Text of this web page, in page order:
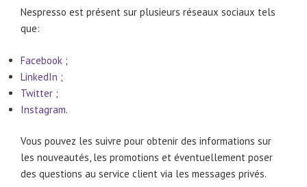
Nespresso est présent sur plusieurs réseaux sociaux tels
que:
Facebook ;
LinkedIn ;
Twitter ;
Instagram.
Vous pouvez les suivre pour obtenir des informations sur
les nouveautés, les promotions et éventuellement poser
des questions au service client via les messages privés.